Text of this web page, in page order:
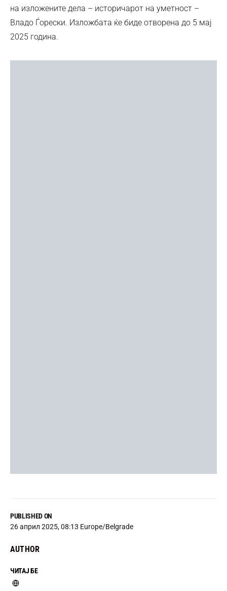
PUBLISHED ON
26 април 2025, 08:13 Europe/Belgrade
AUTHOR
ЧИТАЈ БЕ
на изложените дела – историчарот на уметност –
Владо Ѓорески. Изложбата ќе биде отворена до 5 мај
2025 година.